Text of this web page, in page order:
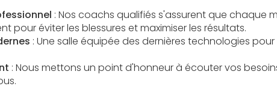
: Nos coachs qualifiés s'assurent que chaque
pour éviter les blessures et maximiser les résultats.
: Une salle équipée des dernières technologies
: Nous mettons un point d'honneur à écouter vos